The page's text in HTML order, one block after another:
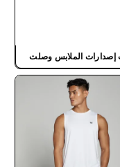
إصدارات الملابس وصلت